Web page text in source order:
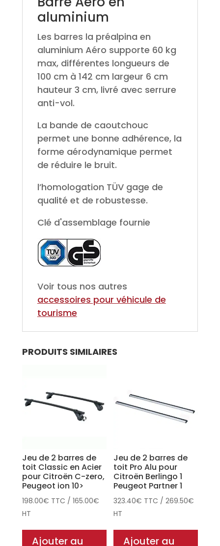
aluminium
Les barres la préalpina en
aluminium Aéro supporte 60 kg
max, différentes longueurs de
100 cm à 142 cm largeur 6 cm
hauteur 3 cm, livré avec serrure
anti-vol.
La bande de caoutchouc
permet une bonne adhérence, la
forme aérodynamique permet
de réduire le bruit.
l’homologation TÜV gage de
qualité et de robustesse.
Clé d'assemblage fournie
Voir tous nos autres
accessoires pour véhicule de
tourisme
PRODUITS SIMILAIRES
Jeu de 2 barres de
toit Classic en Acier
pour Citroën C-zero,
Peugeot ion 10>
198.00€ TTC / 165.00€
HT
Ajouter au
Jeu de 2 barres de
toit Pro Alu pour
Citroën Berlingo 1
Peugeot Partner 1
323.40€ TTC /269.50€
HT
Ajouter au